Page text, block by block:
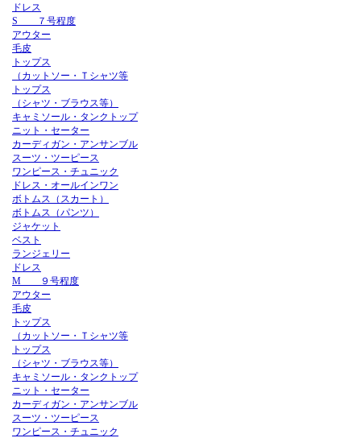
ドレス
S ７号程度
アウター
毛皮
トップス
（カットソー・Ｔシャツ等
トップス
（シャツ・ブラウス等）
キャミソール・タンクトップ
ニット・セーター
カーディガン・アンサンブル
スーツ・ツーピース
ワンピース・チュニック
ドレス・オールインワン
ボトムス（スカート）
ボトムス（パンツ）
ジャケット
ベスト
ランジェリー
ドレス
M ９号程度
アウター
毛皮
トップス
（カットソー・Ｔシャツ等
トップス
（シャツ・ブラウス等）
キャミソール・タンクトップ
ニット・セーター
カーディガン・アンサンブル
スーツ・ツーピース
ワンピース・チュニック